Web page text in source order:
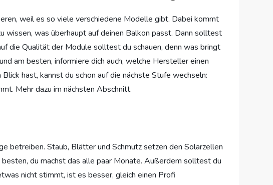
weil es so viele verschiedene Modelle gibt. Dabei kommt
wissen, was überhaupt auf deinen Balkon passt. Dann solltest
die Qualität der Module solltest du schauen, denn was bringt
am besten, informiere dich auch, welche Hersteller einen
hast, kannst du schon auf die nächste Stufe wechseln:
Mehr dazu im nächsten Abschnitt.
betreiben. Staub, Blätter und Schmutz setzen den Solarzellen
du machst das alle paar Monate. Außerdem solltest du
nicht stimmt, ist es besser, gleich einen Profi